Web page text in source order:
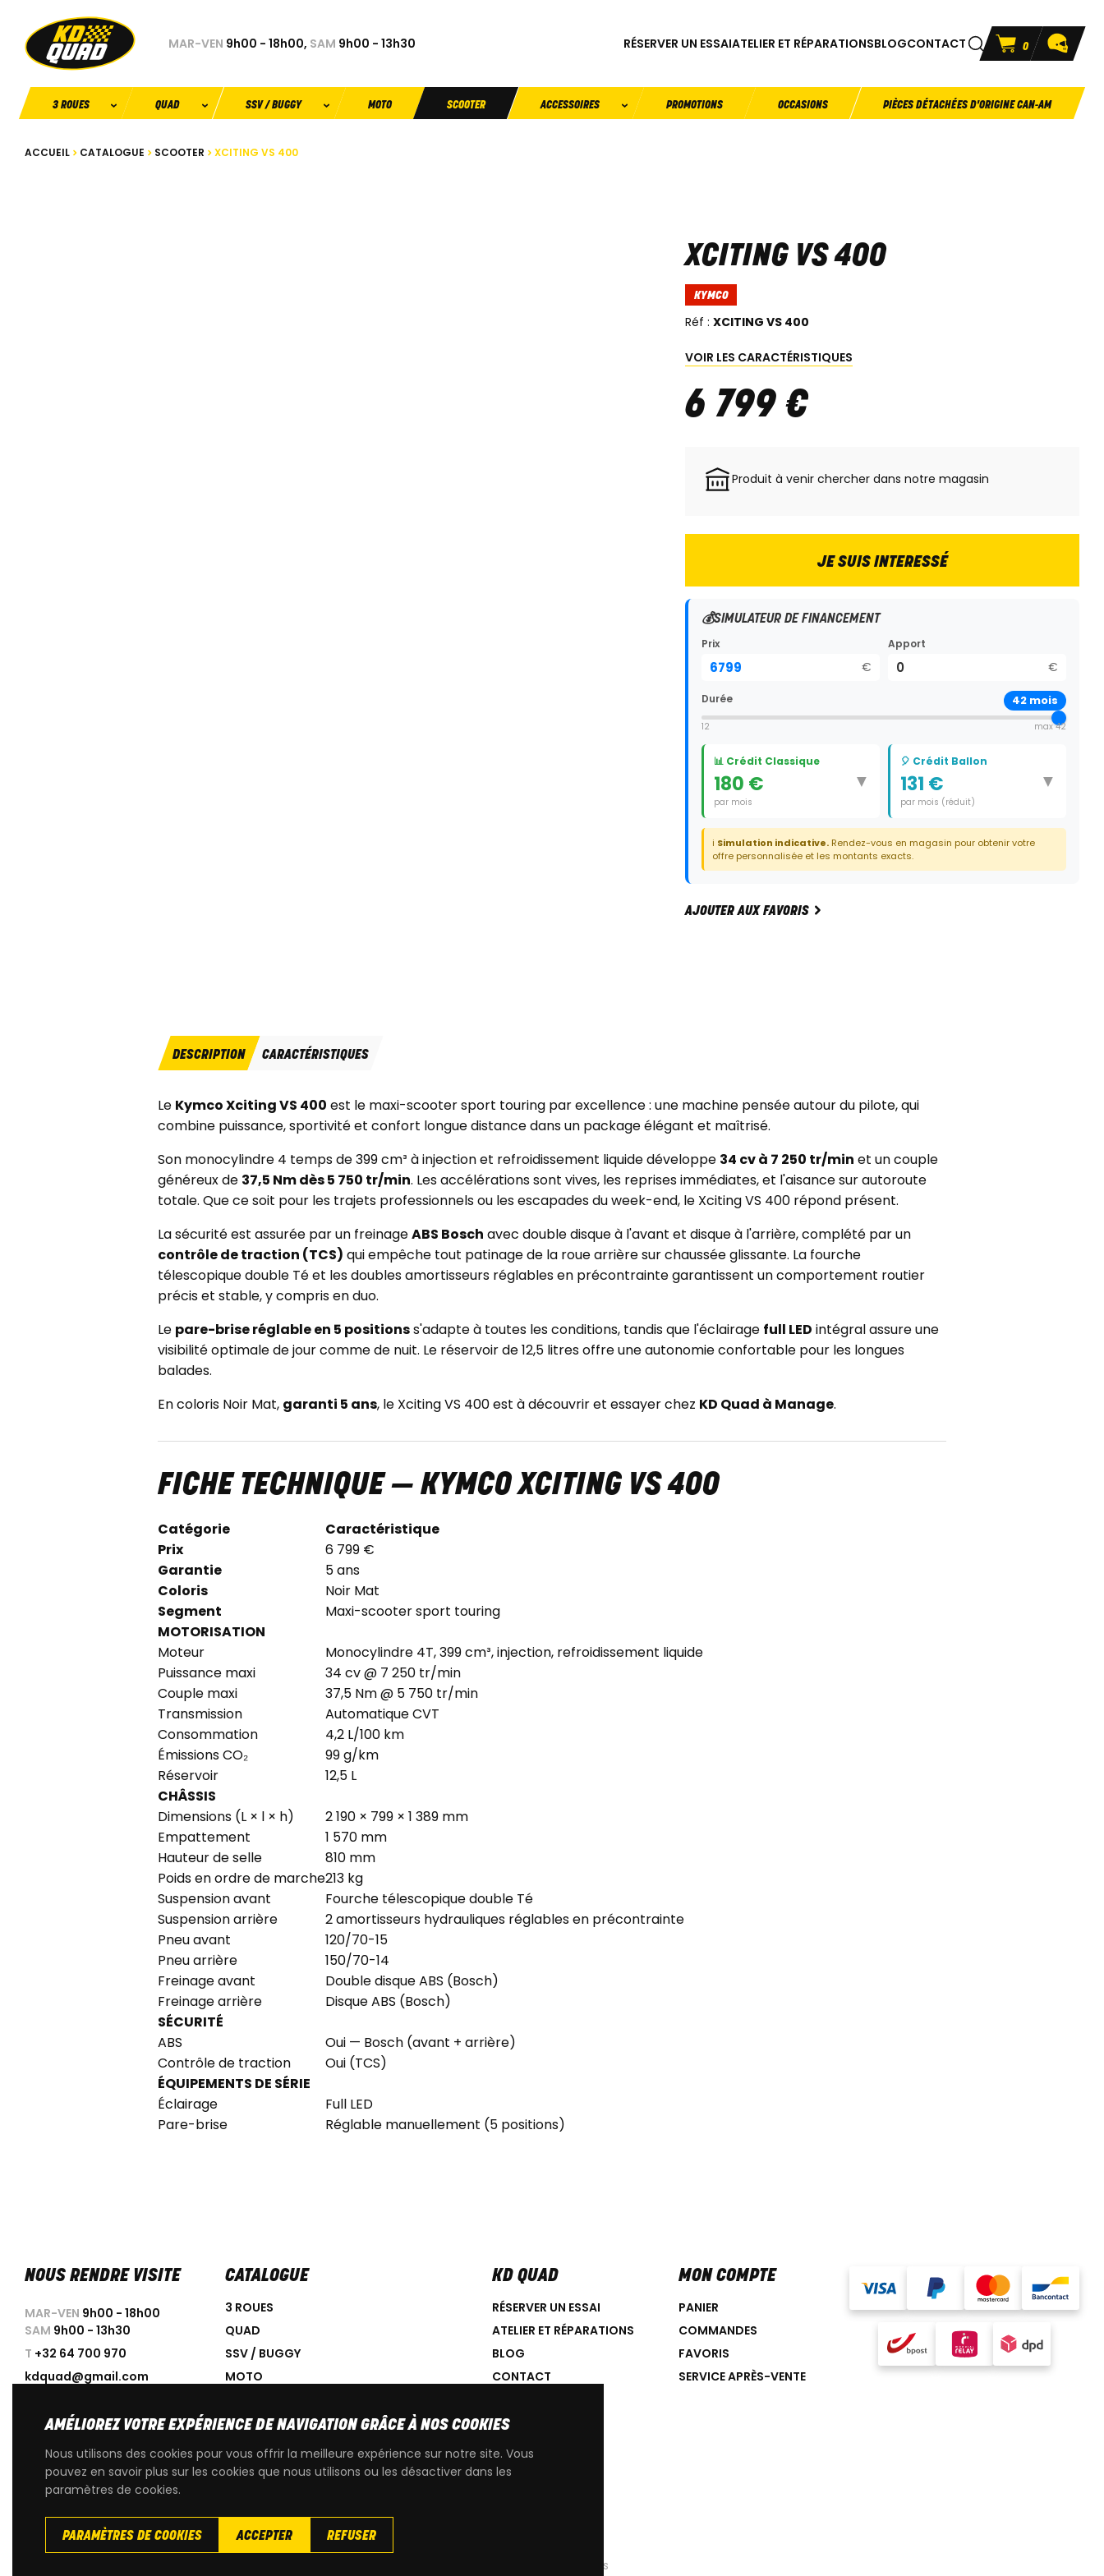
MAR-VEN 9h00 - 18h00, SAM 9h00 - 13h30 RÉSERVER UN ESSAIATELIER ET RÉPARATIONSBLOGCONTACT 0
3 ROUES QUAD SSV / BUGGY MOTO SCOOTER ACCESSOIRES PROMOTIONS OCCASIONS PIÈCES DÉTACHÉES D'ORIGINE CAN-AM
ACCUEIL CATALOGUE SCOOTER XCITING VS 400
XCITING VS 400
KYMCO
Réf : XCITING VS 400
VOIR LES CARACTÉRISTIQUES
6 799 €
Produit à venir chercher dans notre magasin
JE SUIS INTERESSÉ
💰SIMULATEUR DE FINANCEMENT
Prix
€
Apport
€
Durée 42 mois
12 max 42
📊 Crédit Classique
180 €
par mois
▼
Durée: 42 mois
🎈 Crédit Ballon
131 €
par mois (réduit)
▼
Durée:
41 mois
Dernier paiement:
2 380 €
ℹ️ Simulation indicative. Rendez-vous en magasin pour obtenir votre
offre personnalisée et les montants exacts.
AJOUTER AUX FAVORIS
DESCRIPTION CARACTÉRISTIQUES
Le Kymco Xciting VS 400 est le maxi-scooter sport touring par excellence : une machine pensée autour du pilote, qui
combine puissance, sportivité et confort longue distance dans un package élégant et maîtrisé.
Son monocylindre 4 temps de 399 cm³ à injection et refroidissement liquide développe 34 cv à 7 250 tr/min et un couple
généreux de 37,5 Nm dès 5 750 tr/min. Les accélérations sont vives, les reprises immédiates, et l'aisance sur autoroute
totale. Que ce soit pour les trajets professionnels ou les escapades du week-end, le Xciting VS 400 répond présent.
La sécurité est assurée par un freinageABS Bosch avec double disque à l'avant et disque à l'arrière, complété par un
contrôle de traction (TCS) qui empêche tout patinage de la roue arrière sur chaussée glissante. La fourche
télescopique double Té et les doubles amortisseurs réglables en précontrainte garantissent un comportement routier
précis et stable, y compris en duo.
Le pare-brise réglable en 5 positionss'adapte à toutes les conditions, tandis que l'éclairage full LED intégral assure une
visibilité optimale de jour comme de nuit. Le réservoir de 12,5 litres offre une autonomie confortable pour les longues
balades.
En coloris Noir Mat, garanti 5 ans, le Xciting VS 400 est à découvrir et essayer chez KD Quad à Manage.
FICHE TECHNIQUE — KYMCO XCITING VS 400
Catégorie
Caractéristique
Prix
6 799 €
Garantie
5 ans
Coloris
Noir Mat
Segment
Maxi-scooter sport touring
MOTORISATION
Moteur
Monocylindre 4T, 399 cm³, injection, refroidissement liquide
Puissance maxi
34 cv @ 7 250 tr/min
Couple maxi
37,5 Nm @ 5 750 tr/min
Transmission
Automatique CVT
Consommation
4,2 L/100 km
Émissions CO₂
99 g/km
Réservoir
12,5 L
CHÂSSIS
Dimensions (L × l × h)
2 190 × 799 × 1 389 mm
Empattement
1 570 mm
Hauteur de selle
810 mm
Poids en ordre de marche213 kg
Suspension avant
Fourche télescopique double Té
Suspension arrière
2 amortisseurs hydrauliques réglables en précontrainte
Pneu avant
120/70-15
Pneu arrière
150/70-14
Freinage avant
Double disque ABS (Bosch)
Freinage arrière
Disque ABS (Bosch)
SÉCURITÉ
ABS
Oui — Bosch (avant + arrière)
Contrôle de traction
Oui (TCS)
ÉQUIPEMENTS DE SÉRIE
Éclairage
Full LED
Pare-brise
Réglable manuellement (5 positions)
NOUS RENDRE VISITE
MAR-VEN 9h00 - 18h00
SAM 9h00 - 13h30
T +32 64 700 970
kdquad@gmail.com
CATALOGUE
3 ROUES
QUAD
SSV / BUGGY
MOTO
ACCESSOIRES
PROMOTIONS
OCCASIONS
KD QUAD
RÉSERVER UN ESSAI
ATELIER ET RÉPARATIONS
BLOG
CONTACT
MON COMPTE
PANIER
COMMANDES
FAVORIS
SERVICE APRÈS-VENTE
Conditions générales de ventes
AMÉLIOREZ VOTRE EXPÉRIENCE DE NAVIGATION GRÂCE À NOS COOKIES
Nous utilisons des cookies pour vous offrir la meilleure expérience sur notre site. Vous
pouvez en savoir plus sur les cookies que nous utilisons ou les désactiver dans les
paramètres de cookies.
PARAMÈTRES DE COOKIES ACCEPTER REFUSER